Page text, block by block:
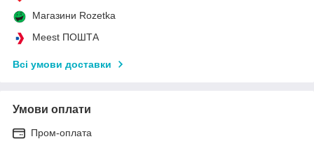
Магазини Rozetka
Meest ПОШТА
Всі умови доставки
Умови оплати
Пром-оплата